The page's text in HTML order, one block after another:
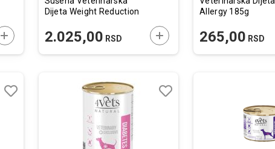
DODAJTE U KORPU
Dijeta Weight Reduction
2.025,00 RSD DODAJTE U KORPU
Allergy 185g
265,00 RSD
Lista
Lista